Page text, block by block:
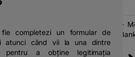
completezi un formular de
atunci când vii la una dintre
pentru a obține legitimația